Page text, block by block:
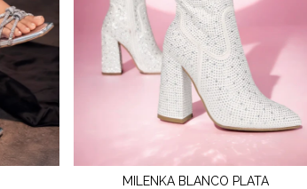
MILENKA BLANCO PLATA